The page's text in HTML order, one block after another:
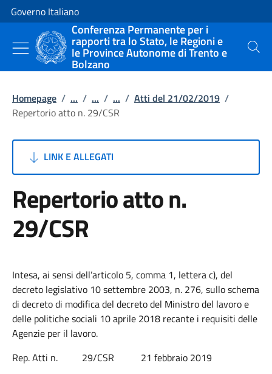
Vai al contenuto
Vai alla navigazione del sito
Governo Italiano
Conferenza Permanente per i
rapporti tra lo Stato, le Regioni e
le Province Autonome di Trento e
Bolzano
Cerca
Homepage / ... / ... / ... / Atti del 21/02/2019 /
Repertorio atto n. 29/CSR
LINK E ALLEGATI
Repertorio atto n.
29/CSR
Intesa, ai sensi dell’articolo 5, comma 1, lettera c), del
decreto legislativo 10 settembre 2003, n. 276, sullo schema
di decreto di modifica del decreto del Ministro del lavoro e
delle politiche sociali 10 aprile 2018 recante i requisiti delle
Agenzie per il lavoro.
Rep. Atti n. 29/CSR 21 febbraio 2019